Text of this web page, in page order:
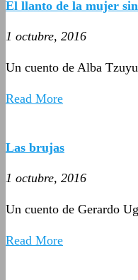
El llanto de la mujer
1 octubre, 2016
Un cuento de Alba
Read More
Las brujas
1 octubre, 2016
Un cuento de Gerardo
Read More